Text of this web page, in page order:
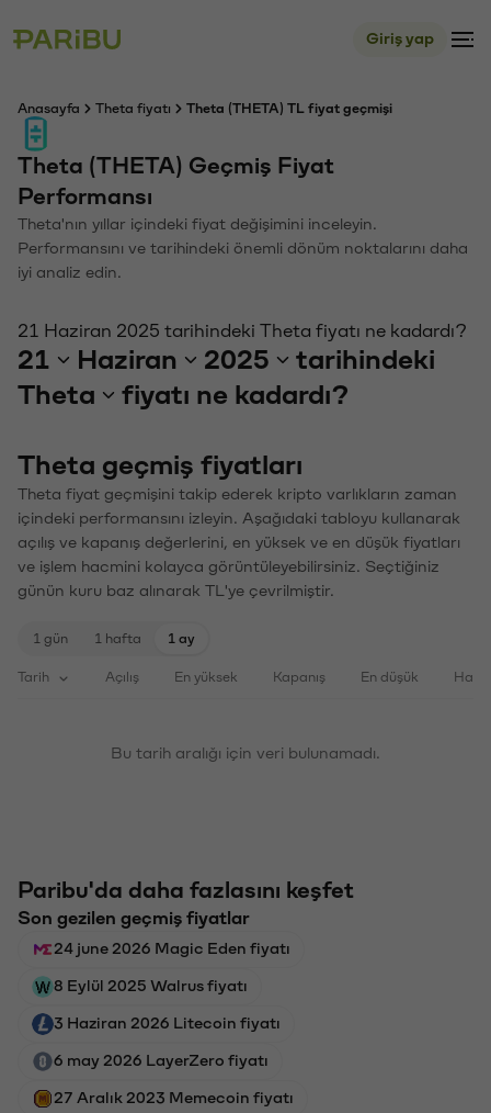
Giriş yap
Anasayfa Theta fiyatı Theta (THETA) TL fiyat geçmişi
Theta (THETA) Geçmiş Fiyat
Performansı
Theta'nın yıllar içindeki fiyat değişimini inceleyin.
Performansını ve tarihindeki önemli dönüm noktalarını daha
iyi analiz edin.
21 Haziran 2025 tarihindeki Theta fiyatı ne kadardı?
21 Haziran 2025
tarihindeki
Theta
fiyatı ne kadardı?
Theta geçmiş fiyatları
Theta fiyat geçmişini takip ederek kripto varlıkların zaman
içindeki performansını izleyin. Aşağıdaki tabloyu kullanarak
açılış ve kapanış değerlerini, en yüksek ve en düşük fiyatları
ve işlem hacmini kolayca görüntüleyebilirsiniz. Seçtiğiniz
günün kuru baz alınarak TL'ye çevrilmiştir.
1 gün 1 hafta 1 ay
Tarih Açılış En yüksek Kapanış En düşük
Bu tarih aralığı için veri bulunamadı.
Paribu'da daha fazlasını keşfet
Son gezilen geçmiş fiyatlar
24 june 2026 Magic Eden fiyatı
8 Eylül 2025 Walrus fiyatı
3 Haziran 2026 Litecoin fiyatı
6 may 2026 LayerZero fiyatı
27 Aralık 2023 Memecoin fiyatı